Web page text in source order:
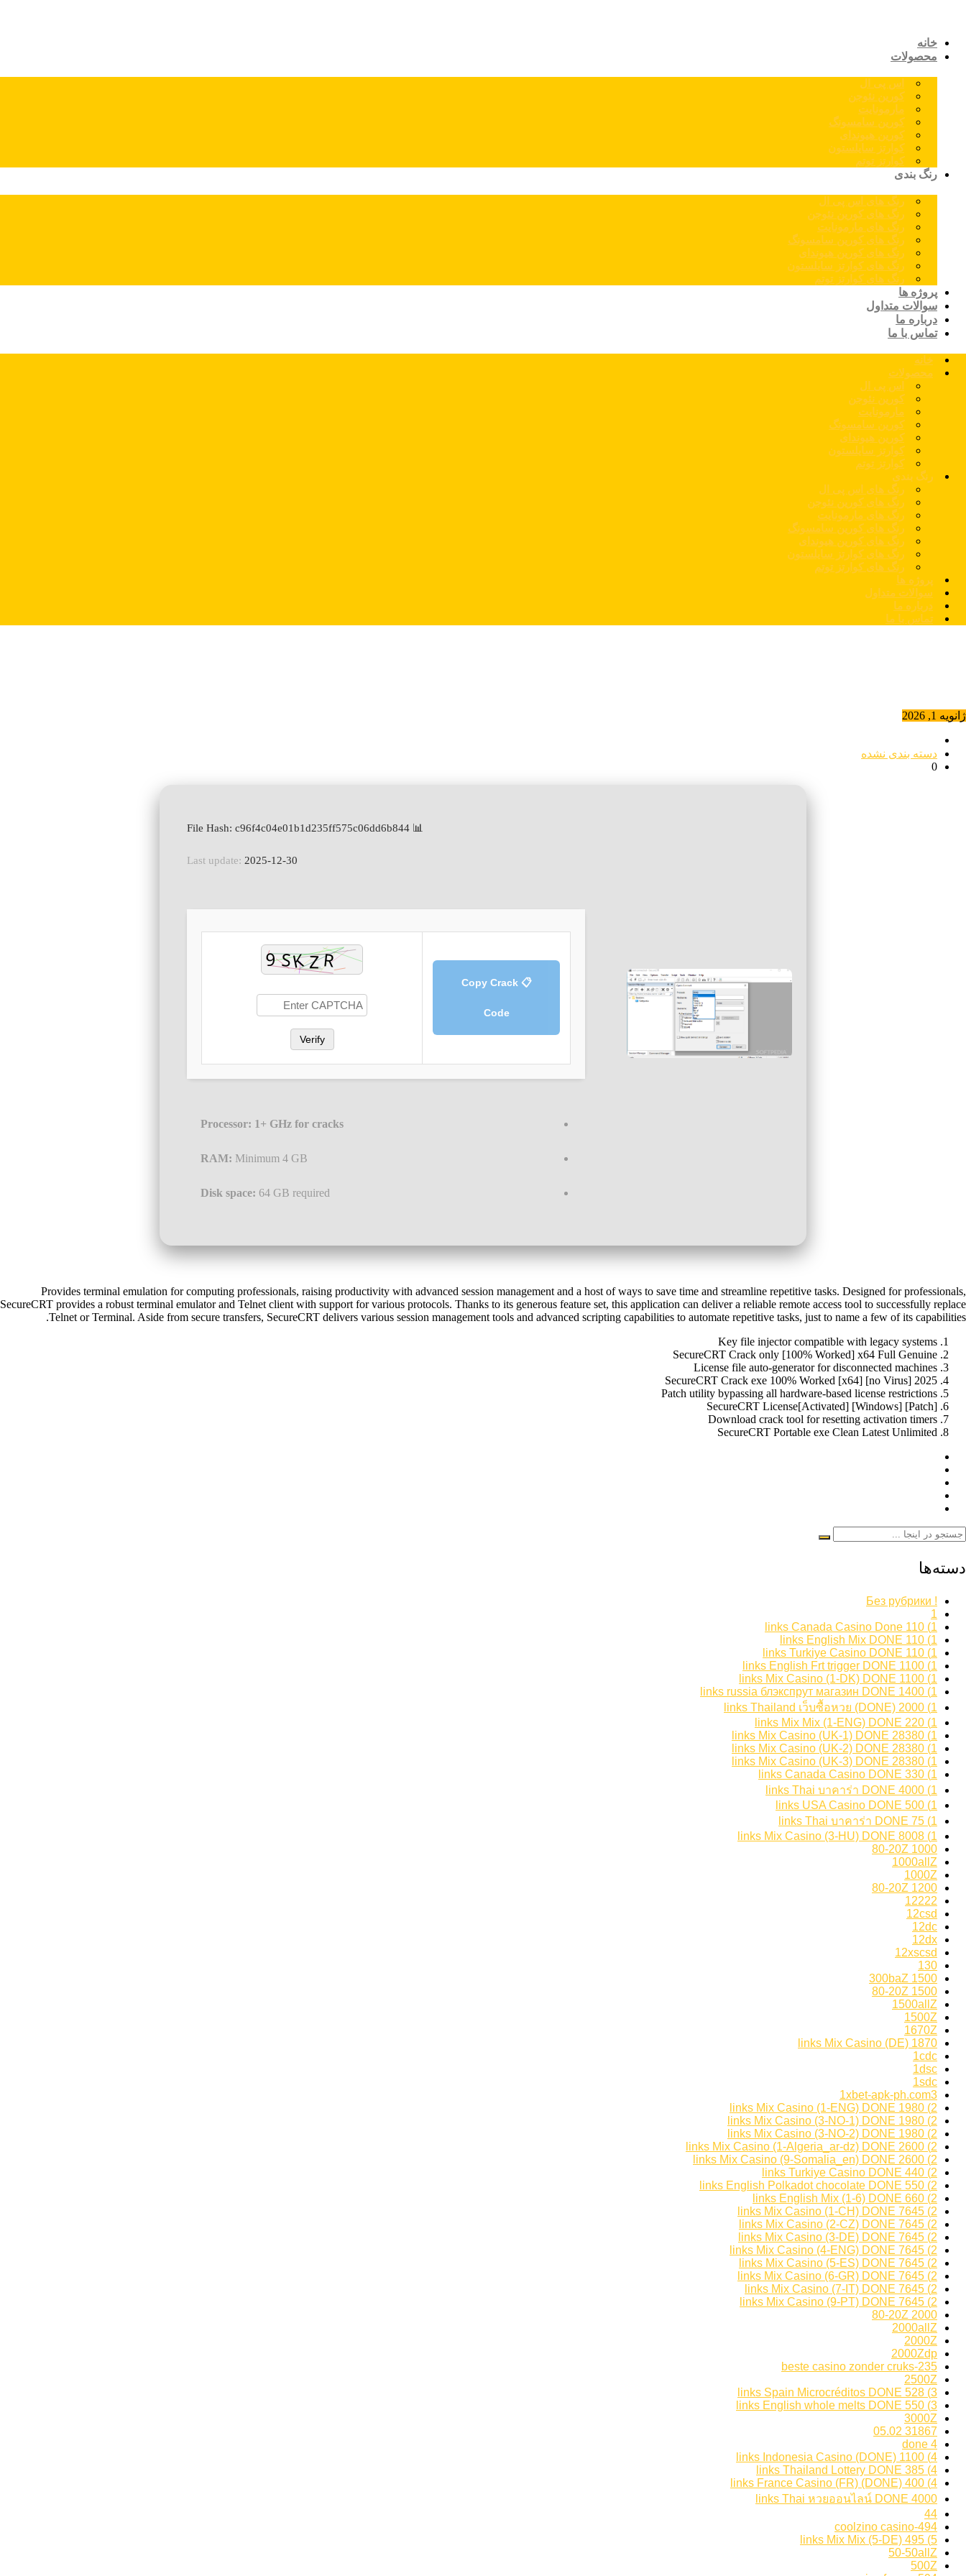
خانه
محصولات
اس پی ال
کورین نئوجن
مارمونایت
کورین سامسونگ
کورین هیوندای
کوارتز سایلستون
کوارتز توتم
رنگ بندی
رنگ های اس پی ال
رنگ های کورین نئوجن
رنگ های مارمونایت
رنگ های کورین سامسونگ
رنگ های کورین هیوندای
رنگ های کوارتز سایلستون
رنگ های کوارتز توتم
پروژه ها
سوالات متداول
درباره ما
تماس با ما
خانه
محصولات
اس پی ال
کورین نئوجن
مارمونایت
کورین سامسونگ
کورین هیوندای
کوارتز سایلستون
کوارتز توتم
رنگ بندی
رنگ های اس پی ال
رنگ های کورین نئوجن
رنگ های مارمونایت
رنگ های کورین سامسونگ
رنگ های کورین هیوندای
رنگ های کوارتز سایلستون
رنگ های کوارتز توتم
پروژه ها
سوالات متداول
درباره ما
تماس با ما
ژانویه 1, 2026
دسته بندی نشده
0
📊 File Hash: c96f4c04e01b1d235ff575c06dd6b844
Last update: 2025-12-30
📋 Copy Crack
Code
Verify
Processor: 1+ GHz for cracks
RAM: Minimum 4 GB
Disk space: 64 GB required
Provides terminal emulation for computing professionals, raising productivity with advanced session management and a host of ways to save time and streamline repetitive tasks. Designed for professionals,
SecureCRT provides a robust terminal emulator and Telnet client with support for various protocols. Thanks to its generous feature set, this application can deliver a reliable remote access tool to successfully replace
Telnet or Terminal. Aside from secure transfers, SecureCRT delivers various session management tools and advanced scripting capabilities to automate repetitive tasks, just to name a few of its capabilities.
Key file injector compatible with legacy systems
SecureCRT Crack only [100% Worked] x64 Full Genuine
License file auto-generator for disconnected machines
SecureCRT Crack exe 100% Worked [x64] [no Virus] 2025
Patch utility bypassing all hardware-based license restrictions
SecureCRT License[Activated] [Windows] [Patch]
Download crack tool for resetting activation timers
SecureCRT Portable exe Clean Latest Unlimited
دسته‌ها
! Без рубрики
1
1) 110 links Canada Casino Done
1) 110 links English Mix DONE
1) 110 links Turkiye Casino DONE
1) 1100 links English Frt trigger DONE
1) 1100 links Mix Casino (1-DK) DONE
1) 1400 links russia блэкспрут магазин DONE
1) 2000 links Thailand เว็บซื้อหวย (DONE)
1) 220 links Mix Mix (1-ENG) DONE
1) 28380 links Mix Casino (UK-1) DONE
1) 28380 links Mix Casino (UK-2) DONE
1) 28380 links Mix Casino (UK-3) DONE
1) 330 links Canada Casino DONE
1) 4000 links Thai บาคาร่า DONE
1) 500 links USA Casino DONE
1) 75 links Thai บาคาร่า DONE
1) 8008 links Mix Casino (3-HU) DONE
1000 80-20Z
1000allZ
1000Z
1200 80-20Z
12222
12csd
12dc
12dx
12xscsd
130
1500 300baZ
1500 80-20Z
1500allZ
1500Z
1670Z
1870 links Mix Casino (DE)
1cdc
1dsc
1sdc
1xbet-apk-ph.com3
2) 1980 links Mix Casino (1-ENG) DONE
2) 1980 links Mix Casino (3-NO-1) DONE
2) 1980 links Mix Casino (3-NO-2) DONE
2) 2600 links Mix Casino (1-Algeria_ar-dz) DONE
2) 2600 links Mix Casino (9-Somalia_en) DONE
2) 440 links Turkiye Casino DONE
2) 550 links English Polkadot chocolate DONE
2) 660 links English Mix (1-6) DONE
2) 7645 links Mix Casino (1-CH) DONE
2) 7645 links Mix Casino (2-CZ) DONE
2) 7645 links Mix Casino (3-DE) DONE
2) 7645 links Mix Casino (4-ENG) DONE
2) 7645 links Mix Casino (5-ES) DONE
2) 7645 links Mix Casino (6-GR) DONE
2) 7645 links Mix Casino (7-IT) DONE
2) 7645 links Mix Casino (9-PT) DONE
2000 80-20Z
2000allZ
2000Z
2000Zdp
235-beste casino zonder cruks
2500Z
3) 528 links Spain Microcréditos DONE
3) 550 links English whole melts DONE
3000Z
31867 05.02
4 done
4) 1100 links Indonesia Casino (DONE)
4) 385 links Thailand Lottery DONE
4) 400 links France Casino (FR) (DONE)
4000 links Thai หวยออนไลน์ DONE
44
494-coolzino casino
5) 495 links Mix Mix (5-DE)
50-50allZ
500Z